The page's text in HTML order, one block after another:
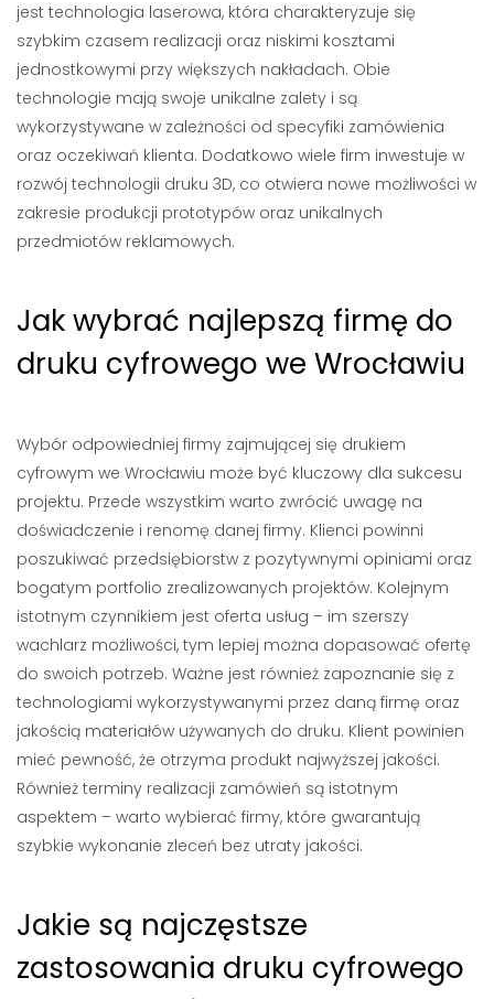
jest technologia laserowa, która charakteryzuje się
szybkim czasem realizacji oraz niskimi kosztami
jednostkowymi przy większych nakładach. Obie
technologie mają swoje unikalne zalety i są
wykorzystywane w zależności od specyfiki zamówienia
oraz oczekiwań klienta. Dodatkowo wiele firm inwestuje w
rozwój technologii druku 3D, co otwiera nowe możliwości w
zakresie produkcji prototypów oraz unikalnych
przedmiotów reklamowych.
Jak wybrać najlepszą firmę do
druku cyfrowego we Wrocławiu
Wybór odpowiedniej firmy zajmującej się drukiem
cyfrowym we Wrocławiu może być kluczowy dla sukcesu
projektu. Przede wszystkim warto zwrócić uwagę na
doświadczenie i renomę danej firmy. Klienci powinni
poszukiwać przedsiębiorstw z pozytywnymi opiniami oraz
bogatym portfolio zrealizowanych projektów. Kolejnym
istotnym czynnikiem jest oferta usług – im szerszy
wachlarz możliwości, tym lepiej można dopasować ofertę
do swoich potrzeb. Ważne jest również zapoznanie się z
technologiami wykorzystywanymi przez daną firmę oraz
jakością materiałów używanych do druku. Klient powinien
mieć pewność, że otrzyma produkt najwyższej jakości.
Również terminy realizacji zamówień są istotnym
aspektem – warto wybierać firmy, które gwarantują
szybkie wykonanie zleceń bez utraty jakości.
Jakie są najczęstsze
zastosowania druku cyfrowego